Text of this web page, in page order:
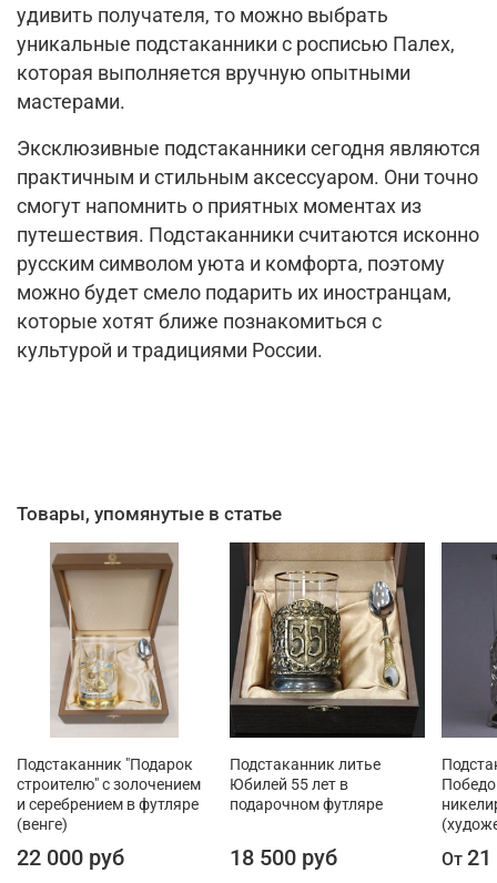
удивить получателя, то можно выбрать
уникальные подстаканники с росписью Палех,
которая выполняется вручную опытными
мастерами.
Эксклюзивные подстаканники сегодня являются
практичным и стильным аксессуаром. Они точно
смогут напомнить о приятных моментах из
путешествия. Подстаканники считаются исконно
русским символом уюта и комфорта, поэтому
можно будет смело подарить их иностранцам,
которые хотят ближе познакомиться с
культурой и традициями России.
Товары, упомянутые в статье
Подстаканник "Подарок
строителю" с золочением
и серебрением в футляре
(венге)
22 000 руб
Подстаканник литье
Юбилей 55 лет в
подарочном футляре
18 500 руб От 21